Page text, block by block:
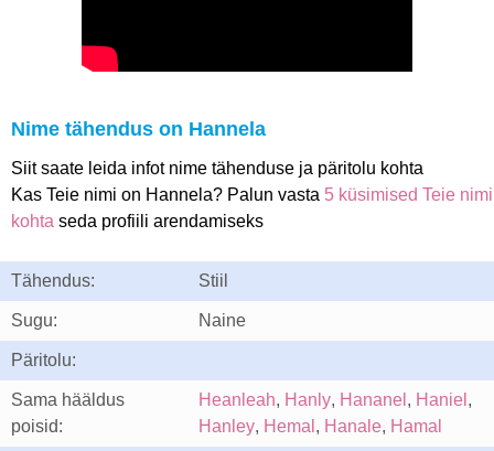
Nime tähendus on Hannela
Siit saate leida infot nime tähenduse ja päritolu kohta
Kas Teie nimi on Hannela? Palun vasta 5 küsimised Teie nimi
kohta seda profiili arendamiseks
Tähendus: Stiil
Sugu: Naine
Päritolu:
Sama hääldus
poisid:
Heanleah, Hanly, Hananel , Haniel ,
Hanley, Hemal , Hanale, Hamal